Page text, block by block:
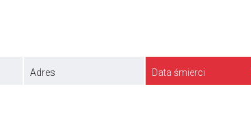
Adres Data śmierci